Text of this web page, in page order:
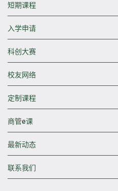
短期课程
入学申请
科创大赛
校友网络
定制课程
商管e课
最新动态
联系我们